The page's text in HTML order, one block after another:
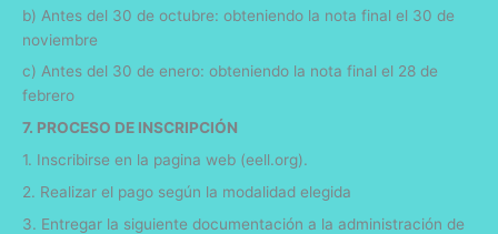
b) Antes del 30 de octubre: obteniendo la nota final el 30 de
noviembre
c) Antes del 30 de enero: obteniendo la nota final el 28 de
febrero
7. PROCESO DE INSCRIPCIÓN
1. Inscribirse en la pagina web (eell.org).
2. Realizar el pago según la modalidad elegida
3. Entregar la siguiente documentación a la administración de